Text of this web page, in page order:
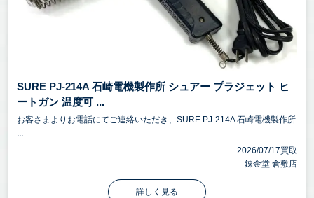
SURE PJ-214A 石崎電機製作所 シュアー プラジェット ヒ
ートガン 温度可 ...
お客さまよりお電話にてご連絡いただき、SURE PJ-214A 石崎電機製作所
...
2026/07/17買取
錬金堂 倉敷店
詳しく見る